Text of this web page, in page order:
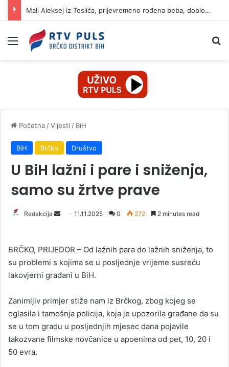
Mali Aleksej iz Teslića, prijevremeno rođena beba, dobio životnu bitku na UKC-u Srpske
Izbornik
Početna /Vijesti / BiH
BiH Brčko Društvo
U BiH lažni i pare i sniženja,
samo su žrtve prave
Redakcija
d
a
n
m
a
i
l
11.11.2025 0 272 2 minutes read
BRČKO, PRIJEDOR – Od lažnih para do lažnih sniženja, to
su problemi s kojima se u posljednje vrijeme susreću
lakovjerni građani u BiH.
Zanimljiv primjer stiže nam iz Brčkog, zbog kojeg se
oglasila i tamošnja policija, koja je upozorila građane da su
se u tom gradu u posljednjih mjesec dana pojavile
takozvane filmske novčanice u apoenima od pet, 10, 20 i
50 evra.